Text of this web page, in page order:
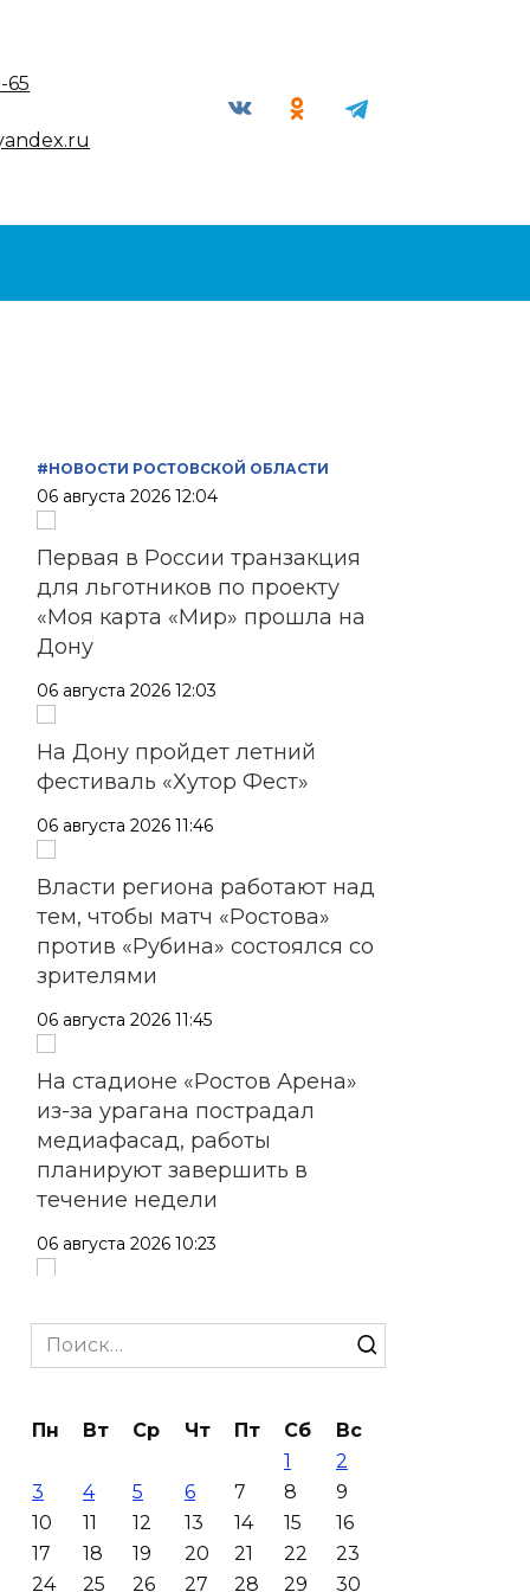
65
#НОВОСТИ РОСТОВСКОЙ ОБЛАСТИ
06 августа 2026 12:04
Первая в России транзакция
для льготников по проекту
«Моя карта «Мир» прошла на
Дону
06 августа 2026 12:03
На Дону пройдет летний
фестиваль «Хутор Фест»
06 августа 2026 11:46
Власти региона работают над
тем, чтобы матч «Ростова»
против «Рубина» состоялся со
зрителями
06 августа 2026 11:45
На стадионе «Ростов Арена»
из-за урагана пострадал
медиафасад, работы
планируют завершить в
течение недели
06 августа 2026 10:23
муниципалитетах введен
режим ЧС для ликвидации
06 августа 2026 10:09
На М-4 «Дон» в районе
Зверева по направлению к
Ростову образовалась пробка
Search
for:
Пн Вт Ср Чт Пт Сб
Вс
1
2
3
4 5 6 7 8
9
10
11 12 13 14 15
16
17
18 19 20 21 22
23
24
25 26 27 28 29
30